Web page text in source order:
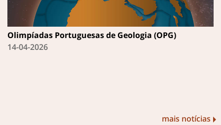
Olimpíadas Portuguesas de Geologia (OPG)
14-04-2026
mais notícias